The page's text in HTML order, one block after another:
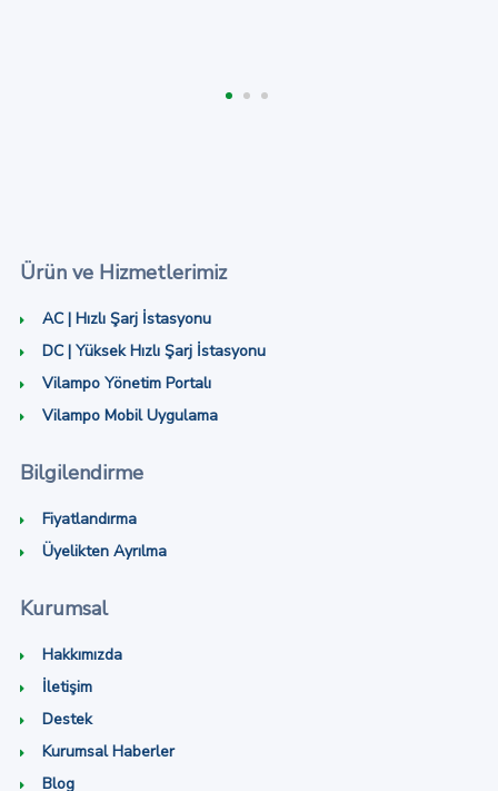
Ürün ve Hizmetlerimiz
AC | Hızlı Şarj İstasyonu
DC | Yüksek Hızlı Şarj İstasyonu
Vilampo Yönetim Portalı
Vilampo Mobil Uygulama
Bilgilendirme
Fiyatlandırma
Üyelikten Ayrılma
Kurumsal
Hakkımızda
İletişim
Destek
Kurumsal Haberler
Blog